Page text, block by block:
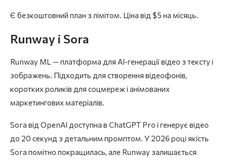
Є безкоштовний план з лімітом. Ціна від $5 на місяць.
Runway і Sora
Runway ML — платформа для AI-генерації відео з тексту і
зображень. Підходить для створення відеофонів,
коротких роликів для соцмереж і анімованих
маркетингових матеріалів.
Sora від OpenAI доступна в ChatGPT Pro і генерує відео
до 20 секунд з детальним промптом. У 2026 році якість
Sora помітно покращилась, але Runway залишається